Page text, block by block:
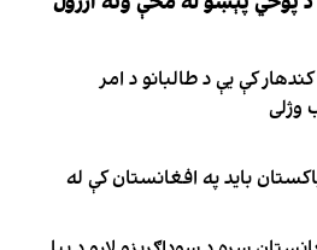
کې یې د طالبانو د امر
وژلی
بايد په افغانستان کې له